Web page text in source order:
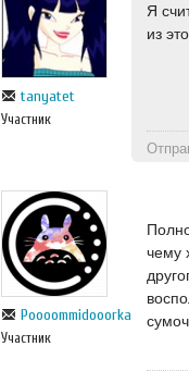
tanyatet
Участник
Я
из
Poooommidooorka
Участник
чему